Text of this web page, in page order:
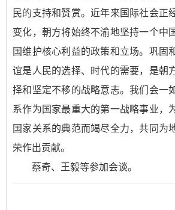
民的支持和赞赏。近年来国际社会正
变化，朝方将始终不渝地坚持一个中
国维护核心利益的政策和立场。巩固
谊是人民的选择、时代的需要，是朝
择和坚定不移的战略意志。我们会一
系作为国家最重大的第一战略事业，
国家关系的典范而竭尽全力，共同为
荣作出贡献。
蔡奇、王毅等参加会谈。